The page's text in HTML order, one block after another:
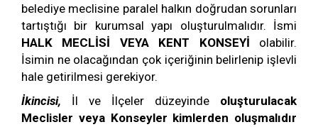
belediye meclisine paralel halkın doğrudan sorunları
tartıştığı bir kurumsal yapı oluşturulmalıdır. İsmi
HALK MECLİSİ VEYA KENT KONSEYİ olabilir.
İsimin ne olacağından çok içeriğinin belirlenip işlevli
hale getirilmesi gerekiyor.
İkincisi, İl ve İlçeler düzeyinde oluşturulacak
Meclisler veya Konseyler kimlerden oluşmalıdır